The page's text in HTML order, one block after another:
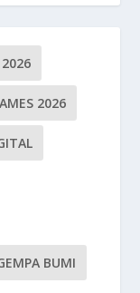
2026
BUMI